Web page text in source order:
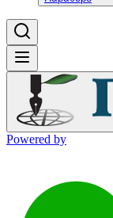
Powered by